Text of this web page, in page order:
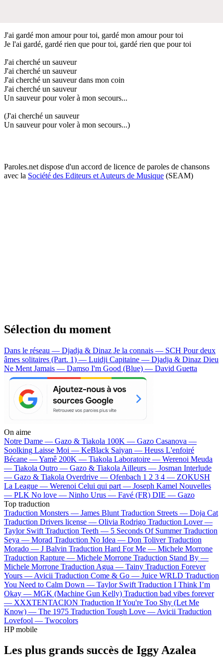
J'ai gardé mon amour pour toi, gardé mon amour pour toi
Je l'ai gardé, gardé rien que pour toi, gardé rien que pour toi
J'ai cherché un sauveur
J'ai cherché un sauveur
J'ai cherché un sauveur dans mon coin
J'ai cherché un sauveur
Un sauveur pour voler à mon secours...
(J'ai cherché un sauveur
Un sauveur pour voler à mon secours...)
Paroles.net dispose d'un accord de licence de paroles de chansons
avec la Société des Editeurs et Auteurs de Musique (SEAM)
Sélection du moment
Dans le réseau — Djadja & Dinaz Je la connais — SCH Pour deux
âmes solitaires (Part. 1) — Luidji Capitaine — Djadja & Dinaz Dieu
Ne Ment Jamais — Damso I'm Good (Blue) — David Guetta
On aime
Notre Dame — Gazo & Tiakola 100K — Gazo Casanova —
Soolking Laisse Moi — KeBlack Saiyan — Heuss L'enfoiré
Bécane —Yamê 200K — Tiakola Laboratoire — Werenoi Meuda
— Tiakola Outro — Gazo & Tiakola Ailleurs — Josman Interlude
— Gazo & Tiakola Overdrive — Ofenbach 1 2 3 4 — ZOKUSH
La League — Werenoi Celui qui part — Joseph Kamel Nouvelles
— PLK No love — Ninho Urus — Favé (FR) DIE — Gazo
Top traduction
Traduction Monsters — James Blunt Traduction Streets — Doja Cat
Traduction Drivers license — Olivia Rodrigo Traduction Lover —
Taylor Swift Traduction Teeth — 5 Seconds Of Summer Traduction
Seya — Morad Traduction No Idea — Don Toliver Traduction
Morado — J Balvin Traduction Hard For Me — Michele Morrone
Traduction Rapture — Michele Morrone Traduction Stand By —
Michele Morrone Traduction Agua — Tainy Traduction Forever
Yours — Avicii Traduction Come & Go — Juice WRLD Traduction
You Need to Calm Down — Taylor Swift Traduction I Think I’m
Okay — MGK (Machine Gun Kelly) Traduction bad vibes forever
— XXXTENTACION Traduction If You're Too Shy (Let Me
Know) — The 1975 Traduction Tough Love — Avicii Traduction
Lovefool — Twocolors
HP mobile
Les plus grands succès de Iggy Azalea